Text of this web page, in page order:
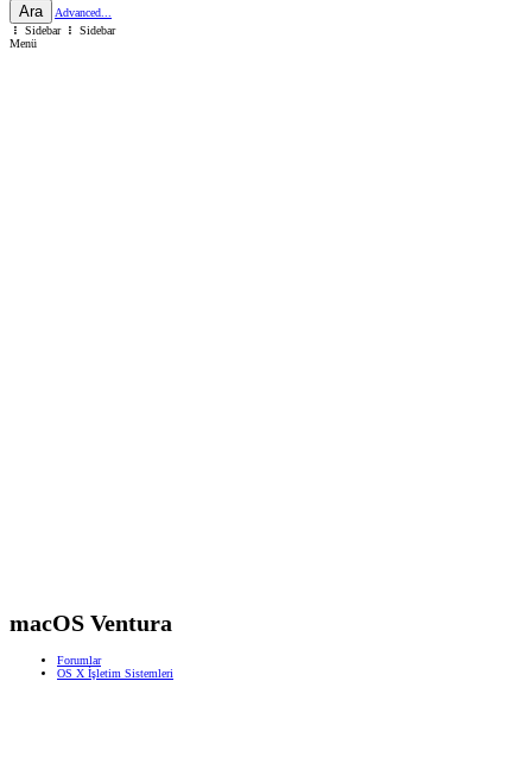
Ara
Advanced...
Sidebar
Sidebar
Menü
macOS Ventura
Forumlar
OS X İşletim Sistemleri